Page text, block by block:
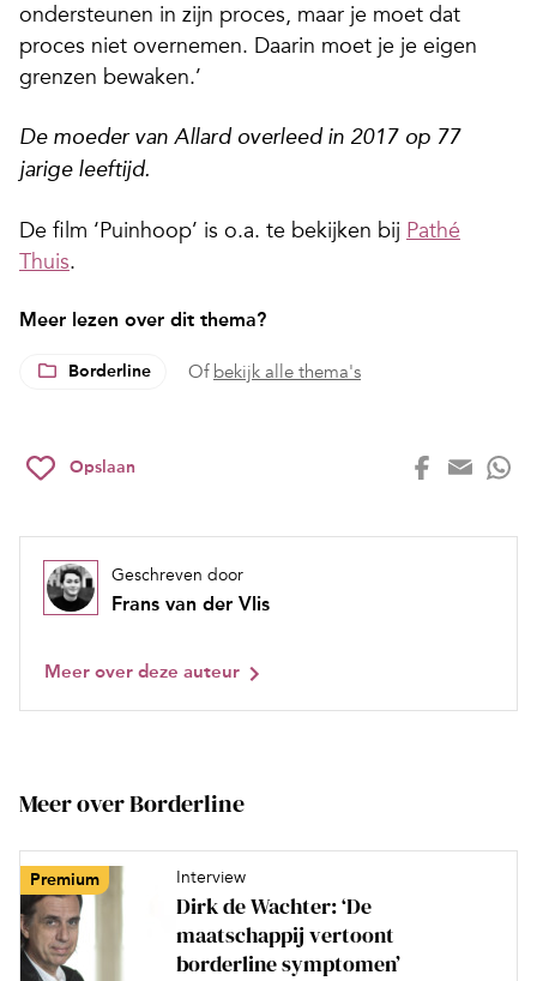
ondersteunen in zijn proces, maar je moet dat
proces niet overnemen. Daarin moet je je eigen
grenzen bewaken.’
De moeder van Allard overleed in 2017 op 77
jarige leeftijd.
De film ‘Puinhoop’ is o.a. te bekijken bij Pathé
Thuis.
Meer lezen over dit thema?
Borderline Of bekijk alle thema's
Opslaan
Geschreven door
Frans van der Vlis
Meer over deze auteur
Meer over Borderline
Premium Interview
Dirk de Wachter: ‘De
maatschappij vertoont
borderline symptomen’